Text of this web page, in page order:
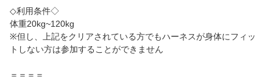
◇利用条件◇
体重20kg~120kg
※但し、上記をクリアされている方でもハーネスが身体にフィッ
トしない方は参加することができません
＝＝＝＝